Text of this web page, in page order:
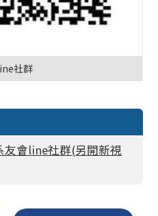
社群
友會line社群(另開新視